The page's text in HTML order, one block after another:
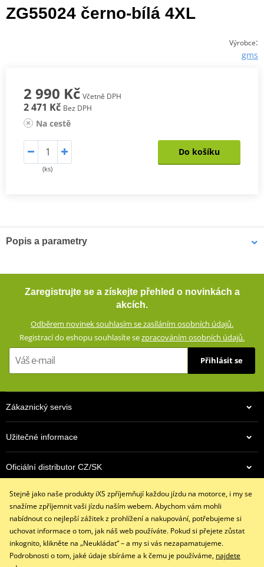
ZG55024 černo-bílá 4XL
Výrobce:
gms
2 990 Kč Včetně DPH
2 471 Kč Bez DPH
Na cestě
(ks)
Do košíku
Popis a parametry
Materiál GERMADURA® 600D odolný proti oděru (100%
polyester)
Klimatická membrána GERMATEX® Z-Liner (voděodolná,
větruodolná, prodyšná)
Výškově nastavitelné chrániče loktů a ramen (CE certifikované,
vyjímatelné)
Reflexní prvky
Síťovaná vnitřní podšívka (100% polyester)
Ventilační systém AirVent vpředu i vzadu
Boční kapsy s voděodolnými zipy
Krátký (20 cm) a dlouhý (70 cm) spojovací zip YKK® 8VS
Konstrukce testována podle normy EN17092-3:2020 (AA)
PDF size chart GMS
PDF GMS SIZE
PDF GMS SIZES
Zaregistrujte se a získejte přehled o novinkách a
akcích.
Odběrem novinek souhlasím se zasíláním osobních údajů.
Registrací do eshopu souhlasíte sezpracováním osobních údajů.
Přihlásit se
Zákaznický servis
Užitečné informace
Oficiální distributor CZ/SK
Kontaktujte nás
info@ixs-motopoint.cz
Po - Pá (8:00 - 16:30)
Stejně jako naše produkty iXS zpříjemňují každou jízdu na motorce, i my se
snažíme zpříjemnit vaši jízdu naším webem. Abychom vám mohli
nabídnout co nejlepší zážitek z prohlížení a nakupování, potřebujeme si
uchovat informace o tom, jak náš web používáte. Pokud si přejete zůstat
inkognito, klikněte na „Neukládat“ – a my si vás nezapamatujeme.
Podrobnosti o tom, jaké údaje sbíráme a k čemu je používáme, najdete